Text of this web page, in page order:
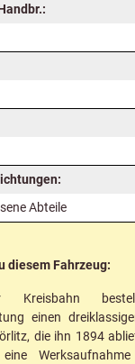
Abteile
diesem Fahrzeug:
Kreisbahn
einen
die ihn 1894